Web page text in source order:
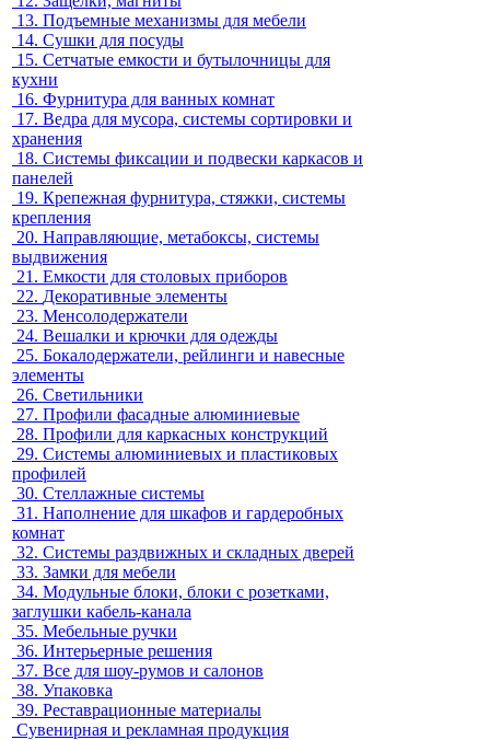
13. Подъемные механизмы для мебели
14. Сушки для посуды
15. Сетчатые емкости и бутылочницы для
кухни
16. Фурнитура для ванных комнат
17. Ведра для мусора, системы сортировки и
хранения
18. Системы фиксации и подвески каркасов и
панелей
19. Крепежная фурнитура, стяжки, системы
крепления
20. Направляющие, метабоксы, системы
выдвижения
21. Емкости для столовых приборов
22. Декоративные элементы
23. Менсолодержатели
24. Вешалки и крючки для одежды
25. Бокалодержатели, рейлинги и навесные
элементы
26. Светильники
27. Профили фасадные алюминиевые
28. Профили для каркасных конструкций
29. Системы алюминиевых и пластиковых
профилей
30. Стеллажные системы
31. Наполнение для шкафов и гардеробных
комнат
32. Системы раздвижных и складных дверей
33. Замки для мебели
34. Модульные блоки, блоки с розетками,
заглушки кабель-канала
35. Мебельные ручки
36. Интерьерные решения
37. Все для шоу-румов и салонов
38. Упаковка
39. Реставрационные материалы
Сувенирная и рекламная продукция